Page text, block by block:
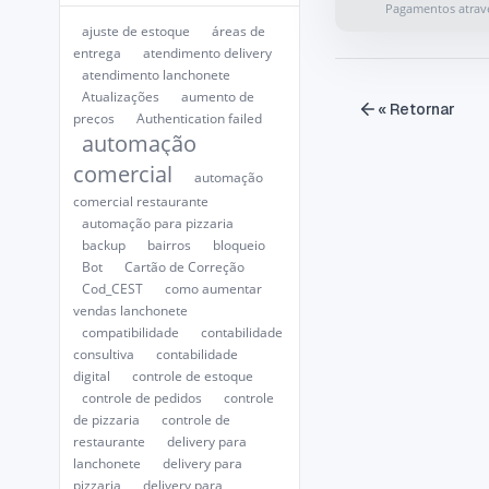
ajuste de estoque
áreas de
entrega
atendimento delivery
atendimento lanchonete
Atualizações
aumento de
preços
Authentication failed
automação
comercial
automação
comercial restaurante
automação para pizzaria
backup
bairros
bloqueio
Bot
Cartão de Correção
Cod_CEST
como aumentar
vendas lanchonete
compatibilidade
contabilidade
consultiva
contabilidade
digital
controle de estoque
controle de pedidos
controle
de pizzaria
controle de
restaurante
delivery para
lanchonete
delivery para
Pagamentos
« Retornar